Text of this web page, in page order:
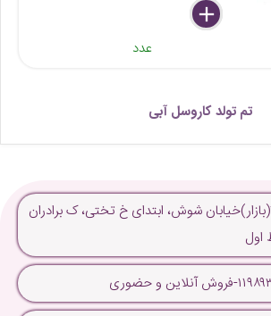
delete
remove
add
عدد
تم تولد کاروسل آبی
تهران، منطقه ۱۲(بازار)خیابان شوش، ابتدای خ تختی، ک برادران